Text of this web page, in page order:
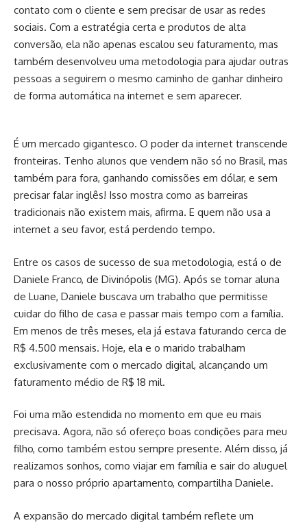
contato com o cliente e sem precisar de usar as redes
sociais. Com a estratégia certa e produtos de alta
conversão, ela não apenas escalou seu faturamento, mas
também desenvolveu uma metodologia para ajudar outras
pessoas a seguirem o mesmo caminho de ganhar dinheiro
de forma automática na internet e sem aparecer.
É um mercado gigantesco. O poder da internet transcende
fronteiras. Tenho alunos que vendem não só no Brasil, mas
também para fora, ganhando comissões em dólar, e sem
precisar falar inglês! Isso mostra como as barreiras
tradicionais não existem mais, afirma. E quem não usa a
internet a seu favor, está perdendo tempo.
Entre os casos de sucesso de sua metodologia, está o de
Daniele Franco, de Divinópolis (MG). Após se tornar aluna
de Luane, Daniele buscava um trabalho que permitisse
cuidar do filho de casa e passar mais tempo com a família.
Em menos de três meses, ela já estava faturando cerca de
R$ 4.500 mensais. Hoje, ela e o marido trabalham
exclusivamente com o mercado digital, alcançando um
faturamento médio de R$ 18 mil.
Foi uma mão estendida no momento em que eu mais
precisava. Agora, não só ofereço boas condições para meu
filho, como também estou sempre presente. Além disso, já
realizamos sonhos, como viajar em família e sair do aluguel
para o nosso próprio apartamento, compartilha Daniele.
A expansão do mercado digital também reflete um